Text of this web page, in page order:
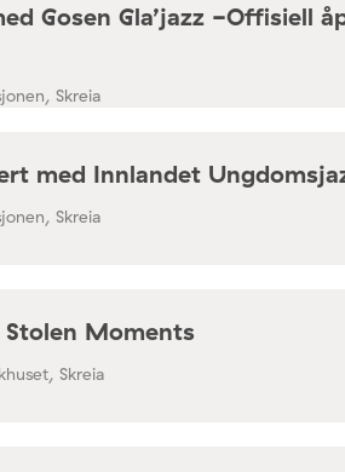
Gosen Gla’jazz -Offisiell
Skreia
med Innlandet
Skreia
Moments
Skreia